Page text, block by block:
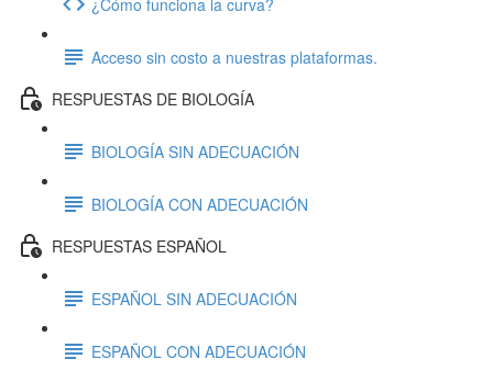
Acceso sin costo a nuestras plataformas.
RESPUESTAS DE BIOLOGÍA
BIOLOGÍA SIN ADECUACIÓN
BIOLOGÍA CON ADECUACIÓN
RESPUESTAS ESPAÑOL
ESPAÑOL SIN ADECUACIÓN
ESPAÑOL CON ADECUACIÓN